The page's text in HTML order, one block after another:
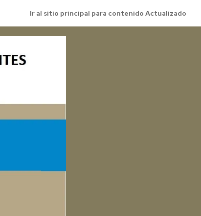
Ir al sitio principal para contenido Actualizado